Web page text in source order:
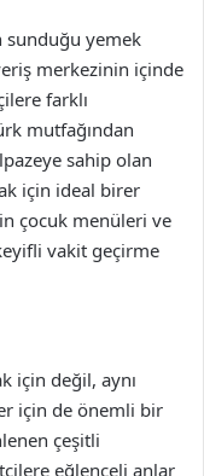
sunduğu yemek
merkezinin içinde
farklı
mutfağından
sahip olan
için ideal birer
çocuk menüleri ve
vakit geçirme
için değil, aynı
için de önemli bir
çeşitli
eğlenceli anlar